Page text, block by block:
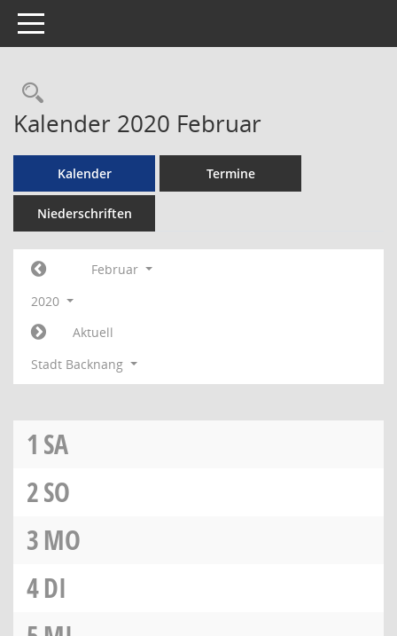
Toggle navigation
Rechercheauswahl
Kalender 2020 Februar
Kalender Termine
Niederschriften
Februar
2020
Aktuell
Stadt Backnang
1 SA
2SO
3MO
4DI